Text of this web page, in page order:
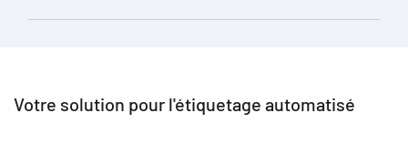
Votre solution pour l'étiquetage automatisé